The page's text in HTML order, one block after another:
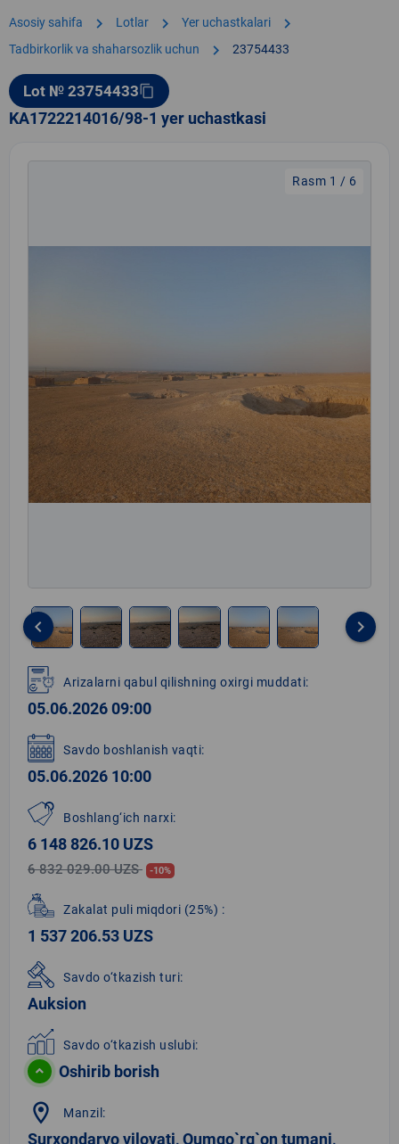
Asosiy sahifa chevron_right Lotlar chevron_right Yer uchastkalari chevron_right
Tadbirkorlik va shaharsozlik uchun chevron_right 23754433
Lot № 23754433content_copy
KA1722214016/98-1 yer uchastkasi
Rasm 1 / 6
1
of
6
keyboard_arrow_left keyboard_arrow_right
Arizalarni qabul qilishning oxirgi muddati:
05.06.2026 09:00
Savdo boshlanish vaqti:
05.06.2026 10:00
Boshlang‘ich narxi:
6 148 826.10 UZS
6 832 029.00 UZS -10%
Zakalat puli miqdori (25%) :
1 537 206.53 UZS
Savdo o‘tkazish turi:
Auksion
Savdo o‘tkazish uslubi:
Oshirib borish
location_on Manzil:
Surxondaryo viloyati, Qumqo`rg`on tumani,